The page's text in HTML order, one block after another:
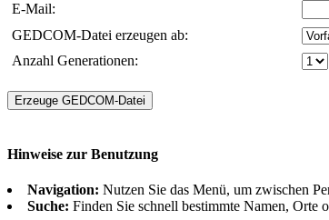
E-Mail:
GEDCOM-Datei erzeugen ab:
Anzahl Generationen:
Hinweise zur Benutzung
Navigation: Nutzen Sie das Menü, um zwischen
Suche: Finden Sie schnell bestimmte Namen, Orte